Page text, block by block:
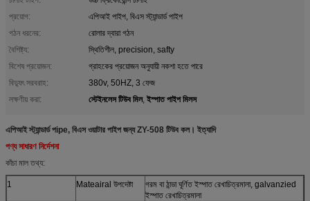
প্রয়োগ:
এপিআই পাইপ, বিএস স্ট্যান্ডার্ড পাইপ
গঠন ধরনের:
রোলার দ্বারা গঠন
বৈশিষ্ট্য:
স্থিতিশীল, precision, safty
বিশেষ প্রয়োজন:
গ্রাহকের প্রয়োজন অনুযায়ী নকশা হতে পারে
বিদ্যুৎ সরবরাহ:
380v, 50HZ, 3 ফেজ
লক্ষণীয় করা:
স্টেইনলেস টিউব মিল, ইস্পাত পাইপ মিলস
এপিআই স্ট্যান্ডার্ড পipe, বিএস ওয়াটার পাইপ জন্য ZY-508 টিউব কল। ইত্যাদি
পণ্য সাধারণ নির্দেশনা
কাঁচা মাল তথ্য:
1 Mateairal উপদেষ্টা
গরম বা ঠান্ডা ঘূর্ণিত ইস্পাত রেখাচিত্রমালা, galvanzied
ইস্পাত রেখাচিত্রমালা